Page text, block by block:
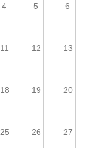
4 5 6
11 12 13
18 19 20
25 26 27